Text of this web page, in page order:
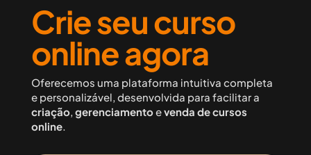
Crie seu curso
online agora
Oferecemos uma plataforma intuitiva completa
e personalizável, desenvolvida para facilitar a
criação, gerenciamentoevenda de cursos
online.